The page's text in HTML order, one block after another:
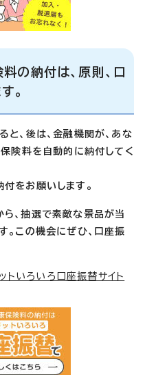
の納付は、原則、口
。
と、後は、金融機関が、あな
険料を自動的に納付してく
をお願いします。
、抽選で素敵な景品が当
。この機会にぜひ、口座振
トいろいろ口座振替サイト